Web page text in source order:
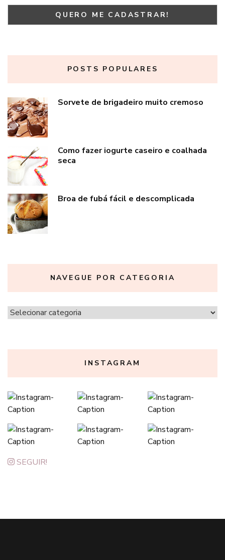
POSTS POPULARES
Sorvete de brigadeiro muito cremoso
Como fazer iogurte caseiro e coalhada
seca
Broa de fubá fácil e descomplicada
NAVEGUE POR CATEGORIA
Navegue
INSTAGRAM
SEGUIR!